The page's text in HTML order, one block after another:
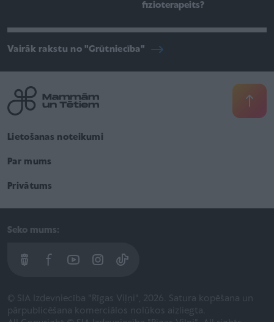
fizioterapeits?
Vairāk rakstu no "Grūtniecība"
Lietošanas noteikumi
Par mums
Privātums
Seko mums:
© SIA Izdevniecība "Rīgas Viļņi", 2026. Satura kopēšana un
pārpublicēšana komerciālos nolūkos aizliegta.